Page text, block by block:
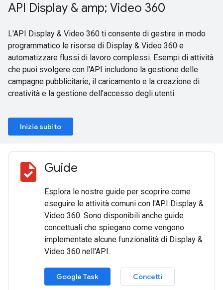
API Display & amp; Video 360
L'API Display & Video 360 ti consente di gestire in modo
programmatico le risorse di Display & Video 360 e
automatizzare flussi di lavoro complessi. Esempi di attività
che puoi svolgere con l'API includono la gestione delle
campagne pubblicitarie, il caricamento e la creazione di
creatività e la gestione dell'accesso degli utenti.
Inizia subito
task Guide
Esplora le nostre guide per scoprire come
eseguire le attività comuni con l'API Display &
Video 360. Sono disponibili anche guide
concettuali che spiegano come vengono
implementate alcune funzionalità di Display &
Video 360 nell'API.
Google Task Concetti